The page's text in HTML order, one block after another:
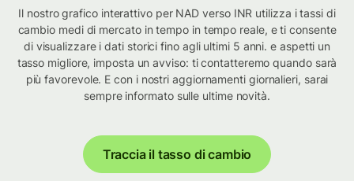
Il nostro grafico interattivo per NAD verso INR utilizza i tassi di
cambio medi di mercato in tempo in tempo reale, e ti consente
di visualizzare i dati storici fino agli ultimi 5 anni. e aspetti un
tasso migliore, imposta un avviso: ti contatteremo quando sarà
più favorevole. E con i nostri aggiornamenti giornalieri, sarai
sempre informato sulle ultime novità.
Traccia il tasso di cambio